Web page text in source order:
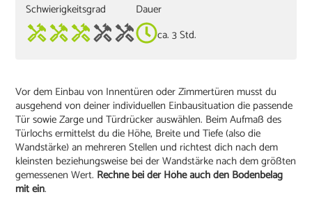
Schwierigkeitsgrad
Dauer
ca. 3 Std.
Vor dem Einbau von Innentüren oder Zimmertüren musst du
ausgehend von deiner individuellen Einbausituation die passende
Tür sowie Zarge und Türdrücker auswählen. Beim Aufmaß des
Türlochs ermittelst du die Höhe, Breite und Tiefe (also die
Wandstärke) an mehreren Stellen und richtest dich nach dem
kleinsten beziehungsweise bei der Wandstärke nach dem größten
gemessenen Wert. Rechne bei der Höhe auch den Bodenbelag
mit ein.